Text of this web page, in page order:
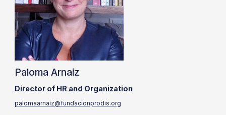
Paloma Arnaiz
Director of HR and Organization
palomaarnaiz@fundacionprodis.org